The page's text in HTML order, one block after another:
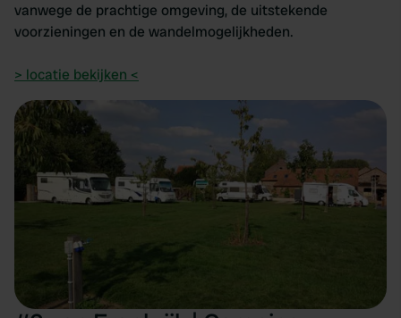
vanwege de prachtige omgeving, de uitstekende
voorzieningen en de wandelmogelijkheden.
> locatie bekijken <